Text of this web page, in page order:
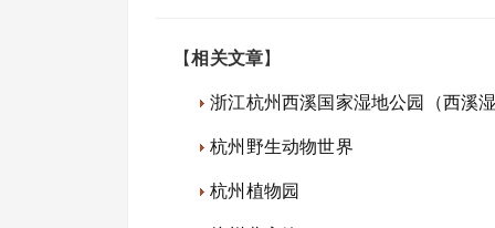
【相关文章】
浙江杭州西溪国家湿地公园（西溪
杭州野生动物世界
杭州植物园